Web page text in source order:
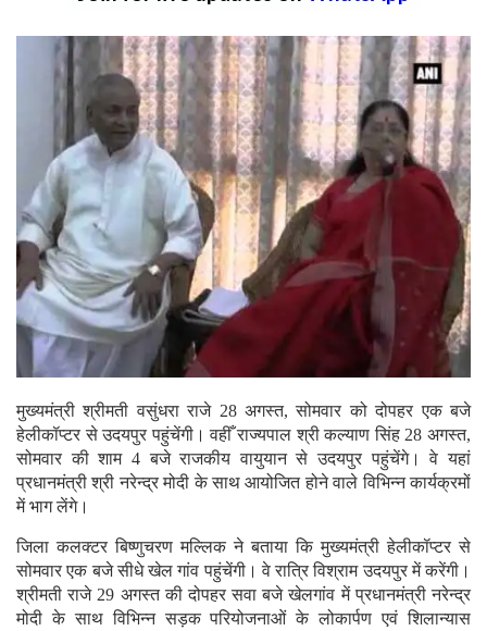
मुख्यमंत्री श्रीमती वसुंधरा राजे 28 अगस्त, सोमवार को दोपहर एक बजे
हेलीकॉप्टर से उदयपुर पहुंचेंगी। वहीँ राज्यपाल श्री कल्याण सिंह 28 अगस्त,
सोमवार की शाम 4 बजे राजकीय वायुयान से उदयपुर पहुंचेंगे। वे यहां
प्रधानमंत्री श्री नरेन्द्र मोदी के साथ आयोजित होने वाले विभिन्न कार्यक्रमों
में भाग लेंगे।
जिला कलक्टर बिष्णुचरण मल्लिक ने बताया कि मुख्यमंत्री हेलीकॉप्टर से
सोमवार एक बजे सीधे खेल गांव पहुंचेंगी। वे रात्रि विश्राम उदयपुर में करेंगी।
श्रीमती राजे 29 अगस्त की दोपहर सवा बजे खेलगांव में प्रधानमंत्री नरेन्द्र
मोदी के साथ विभिन्न सड़क परियोजनाओं के लोकार्पण एवं शिलान्यास